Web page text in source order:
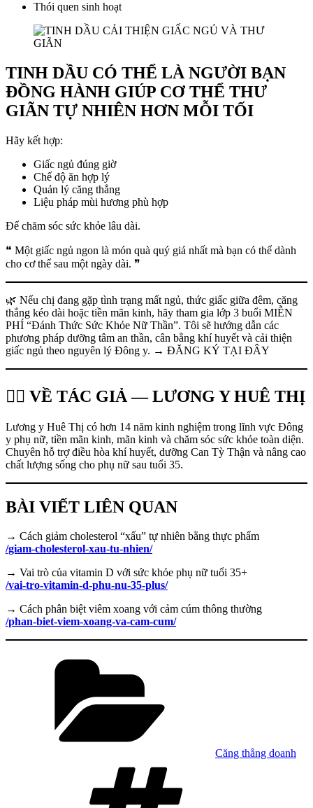
Thói quen sinh hoạt
TINH DẦU CÓ THỂ LÀ NGƯỜI BẠN
ĐỒNG HÀNH GIÚP CƠ THỂ THƯ
GIÃN TỰ NHIÊN HƠN MỖI TỐI
Hãy kết hợp:
Giấc ngủ đúng giờ
Chế độ ăn hợp lý
Quản lý căng thẳng
Liệu pháp mùi hương phù hợp
Để chăm sóc sức khỏe lâu dài.
❝ Một giấc ngủ ngon là món quà quý giá nhất mà bạn có thể dành
cho cơ thể sau một ngày dài. ❞
🌿 Nếu chị đang gặp tình trạng mất ngủ, thức giấc giữa đêm, căng
thẳng kéo dài hoặc tiền mãn kinh, hãy tham gia lớp 3 buổi MIỄN
PHÍ “Đánh Thức Sức Khỏe Nữ Thần”. Tôi sẽ hướng dẫn các
phương pháp dưỡng tâm an thần, cân bằng khí huyết và cải thiện
giấc ngủ theo nguyên lý Đông y. → ĐĂNG KÝ TẠI ĐÂY
👩‍⚕️ VỀ TÁC GIẢ — LƯƠNG Y HUÊ THỊ
Lương y Huê Thị có hơn 14 năm kinh nghiệm trong lĩnh vực Đông
y phụ nữ, tiền mãn kinh, mãn kinh và chăm sóc sức khỏe toàn diện.
Chuyên hỗ trợ điều hòa khí huyết, dưỡng Can Tỳ Thận và nâng cao
chất lượng sống cho phụ nữ sau tuổi 35.
BÀI VIẾT LIÊN QUAN
→ Cách giảm cholesterol “xấu” tự nhiên bằng thực phẩm
/giam-cholesterol-xau-tu-nhien/
→ Vai trò của vitamin D với sức khỏe phụ nữ tuổi 35+
/vai-tro-vitamin-d-phu-nu-35-plus/
→ Cách phân biệt viêm xoang với cảm cúm thông thường
/phan-biet-viem-xoang-va-cam-cum/
Căng thẳng doanh